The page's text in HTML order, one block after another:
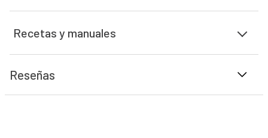
Recetas y manuales
Reseñas